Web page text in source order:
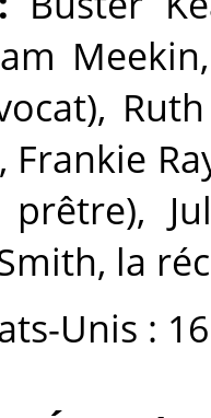
Frankie
la
Unis :